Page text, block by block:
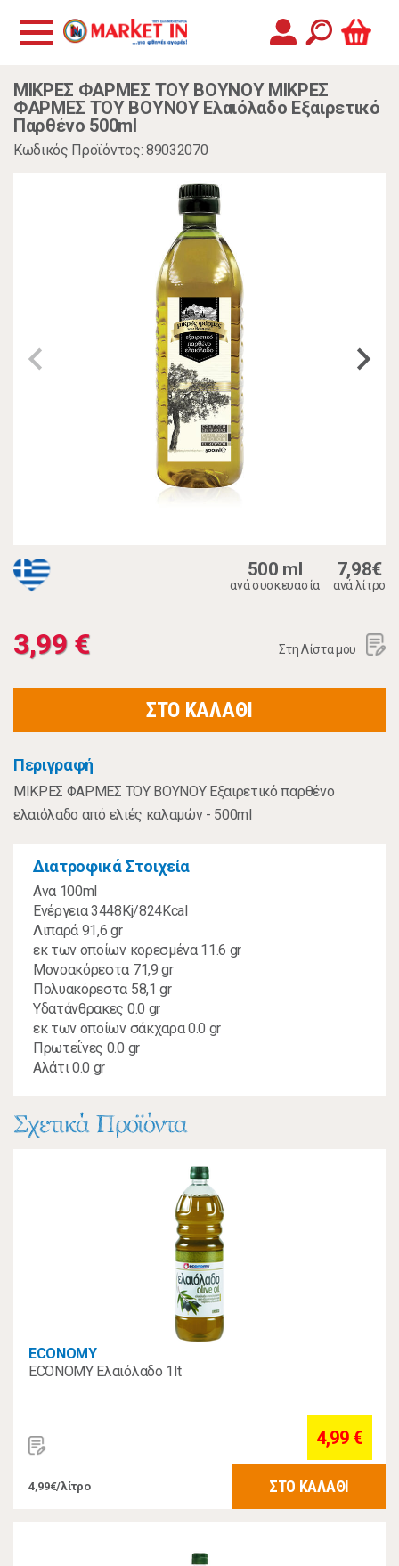
ΜΙΚΡΕΣ ΦΑΡΜΕΣ ΤΟΥ ΒΟΥΝΟΥ ΜΙΚΡΕΣ
ΦΑΡΜΕΣ ΤΟΥ ΒΟΥΝΟΥ Ελαιόλαδο Eξαιρετικό
Παρθένο 500ml
Κωδικός Προϊόντος: 89032070
500 ml
ανά συσκευασία
7,98€
ανά λίτρο
3,99 € Στη Λίστα μου
ΣΤΟ ΚΑΛΑΘΙ
Περιγραφή
ΜΙΚΡΕΣ ΦΑΡΜΕΣ ΤΟΥ ΒΟΥΝΟΥ Εξαιρετικό παρθένο
ελαιόλαδο από ελιές καλαμών - 500ml
Διατροφικά Στοιχεία
Ανα 100ml
Ενέργεια 3448Kj/824Kcal
Λιπαρά 91,6 gr
εκ των οποίων κορεσμένα 11.6 gr
Μονοακόρεστα 71,9 gr
Πολυακόρεστα 58,1 gr
Υδατάνθρακες 0.0 gr
εκ των οποίων σάκχαρα 0.0 gr
Πρωτεΐνες 0.0 gr
Αλάτι 0.0 gr
Σχετικά Προϊόντα
ECONOMY
ECONOMY Ελαιόλαδο 1lt
4,99 €
4,99€/λίτρο ΣΤΟ ΚΑΛΑΘΙ